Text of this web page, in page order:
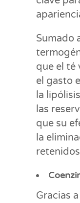
Sumado
que el té
el gasto
la
las
que su
la
Gracias